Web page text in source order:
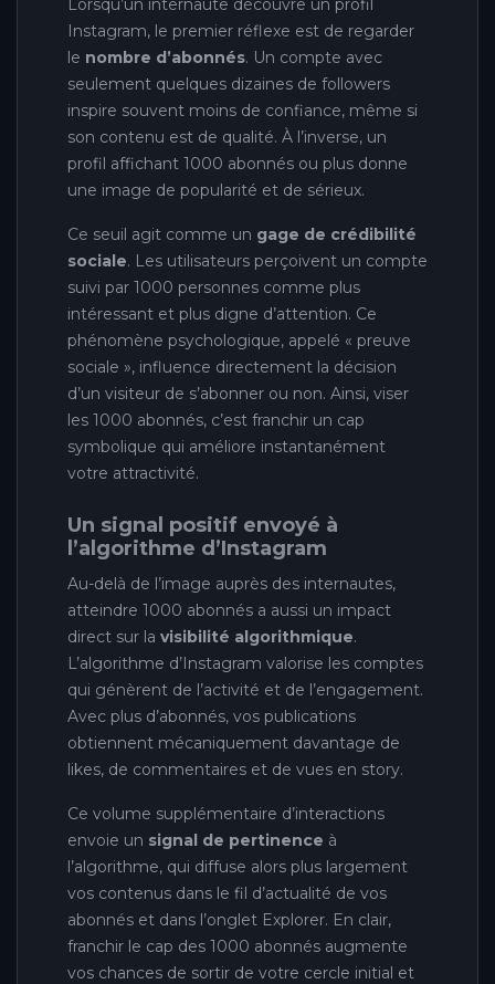
Lorsqu’un internaute découvre un profil
Instagram, le premier réflexe est de regarder
le nombre d’abonnés. Un compte avec
seulement quelques dizaines de followers
inspire souvent moins de confiance, même si
son contenu est de qualité. À l’inverse, un
profil affichant 1000 abonnés ou plus donne
une image de popularité et de sérieux.
Ce seuil agit comme un gage de crédibilité
sociale. Les utilisateurs perçoivent un compte
suivi par 1000 personnes comme plus
intéressant et plus digne d’attention. Ce
phénomène psychologique, appelé « preuve
sociale », influence directement la décision
d’un visiteur de s’abonner ou non. Ainsi, viser
les 1000 abonnés, c’est franchir un cap
symbolique qui améliore instantanément
votre attractivité.
Un signal positif envoyé à
l’algorithme d’Instagram
Au-delà de l’image auprès des internautes,
atteindre 1000 abonnés a aussi un impact
direct sur la visibilité algorithmique.
L’algorithme d’Instagram valorise les comptes
qui génèrent de l’activité et de l’engagement.
Avec plus d’abonnés, vos publications
obtiennent mécaniquement davantage de
likes, de commentaires et de vues en story.
Ce volume supplémentaire d’interactions
envoie un signal de pertinence à
l’algorithme, qui diffuse alors plus largement
vos contenus dans le fil d’actualité de vos
abonnés et dans l’onglet Explorer. En clair,
franchir le cap des 1000 abonnés augmente
vos chances de sortir de votre cercle initial et